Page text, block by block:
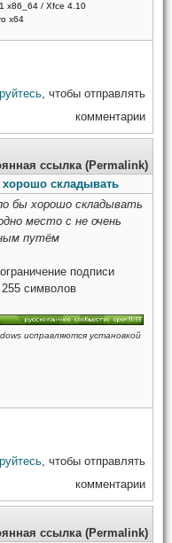
x86_64 / Xfce 4.10
x64
, чтобы отправлять
комментарии
ссылка (Permalink)
складывать
бы хорошо складывать
место с не очень
путём
подписи
255 символов
исправляются установкой
, чтобы отправлять
комментарии
ссылка (Permalink)